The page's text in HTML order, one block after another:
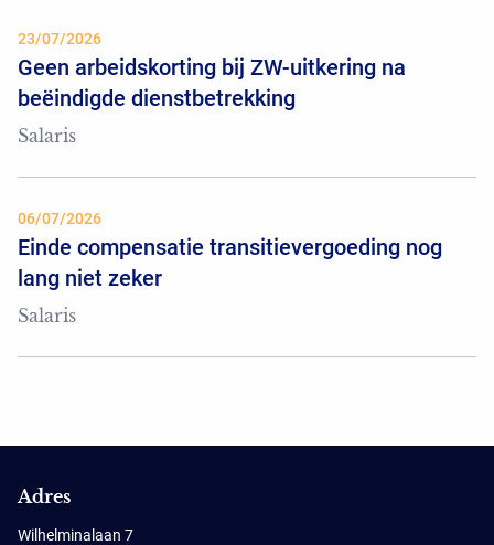
23/07/2026
Geen arbeidskorting bij ZW-uitkering na
beëindigde dienstbetrekking
Salaris
06/07/2026
Einde compensatie transitievergoeding nog
lang niet zeker
Salaris
Adres
Wilhelminalaan 7